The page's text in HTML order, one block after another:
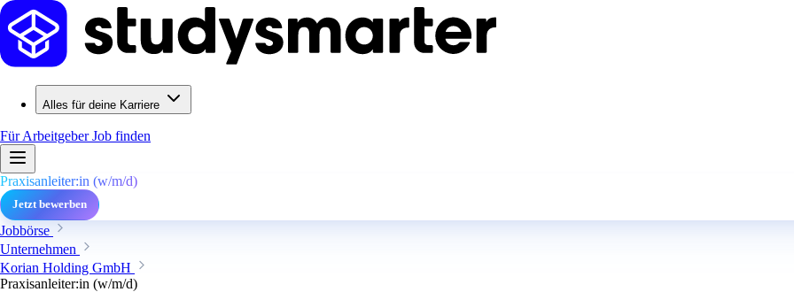
Alles für deine Karriere
Für ArbeitgeberJob finden
Praxisanleiter:in (w/m/d)
Jetzt bewerben
Jobbörse
Unternehmen
Korian Holding GmbH
Praxisanleiter:in (w/m/d)